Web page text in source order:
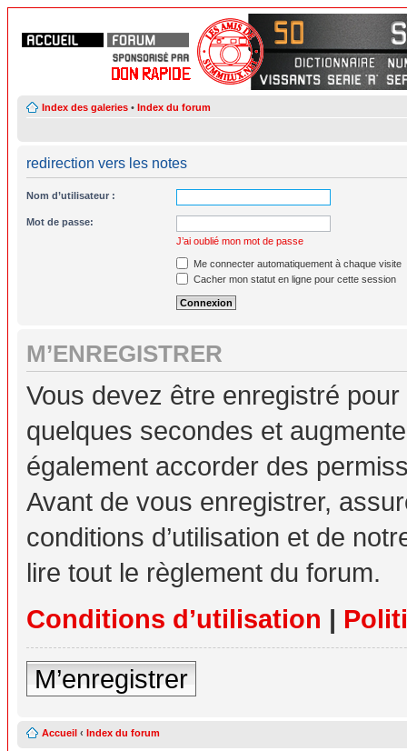
Index des galeries • Index du forum
redirection vers les notes
Nom d’utilisateur :
Mot de passe:
J’ai oublié mon mot de passe
Me connecter automatiquement à chaque visite
Cacher mon statut en ligne pour cette session
M’ENREGISTRER
Vous devez être enregistré
quelques secondes et
également accorder des
Avant de vous enregistrer,
conditions d’utilisation et de
lire tout le règlement du forum.
Conditions d’utilisation |
M’enregistrer
Accueil ‹ Index du forum